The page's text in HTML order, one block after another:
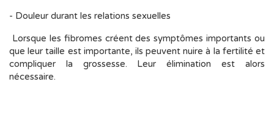
- Douleur durant les relations sexuelles
Lorsque les fibromes créent des symptômes importants ou
que leur taille est importante, ils peuvent nuire à la fertilité et
compliquer la grossesse. Leur élimination est alors
nécessaire.